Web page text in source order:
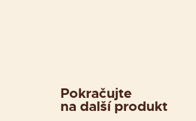
Pokračujte
na další produkt